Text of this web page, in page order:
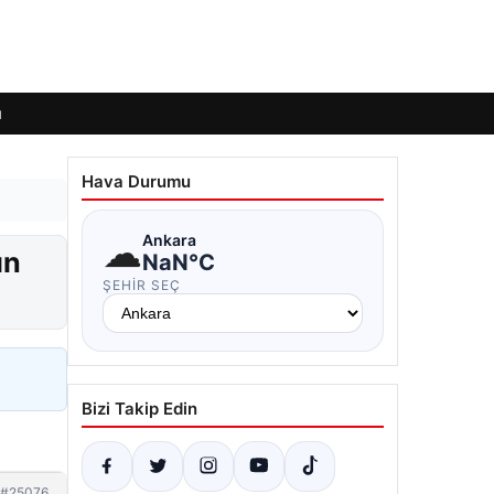
Hava Durumu
☁Ankara
NaN°C
ŞEHIR SEÇ
Bizi Takip Edin